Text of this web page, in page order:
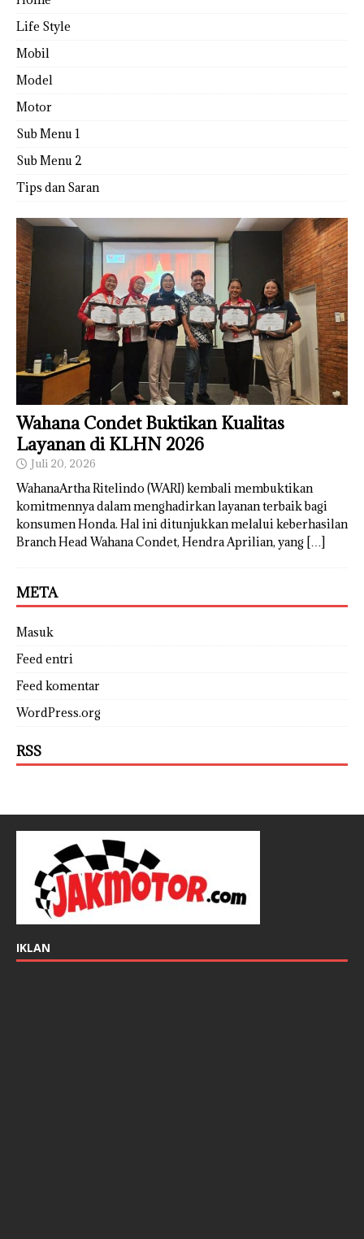
Life Style
Mobil
Model
Motor
Sub Menu 1
Sub Menu 2
Tips dan Saran
Wahana Condet Buktikan Kualitas
Layanan di KLHN 2026
Juli 20, 2026
WahanaArtha Ritelindo (WARI) kembali membuktikan
komitmennya dalam menghadirkan layanan terbaik bagi
konsumen Honda. Hal ini ditunjukkan melalui keberhasilan
Branch Head Wahana Condet, Hendra Aprilian, yang […]
META
Masuk
Feed entri
Feed komentar
WordPress.org
RSS
IKLAN